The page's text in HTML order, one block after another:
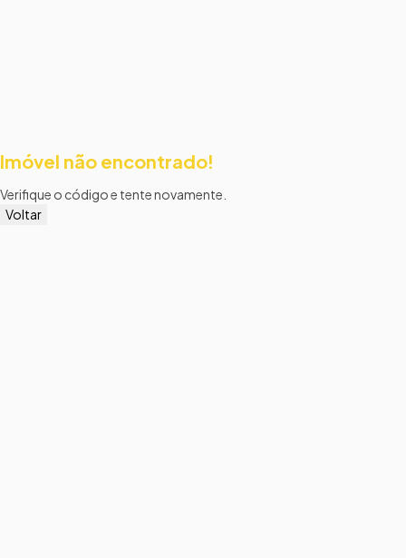
Imóvel não encontrado!
Verifique o código e tente novamente.
Voltar